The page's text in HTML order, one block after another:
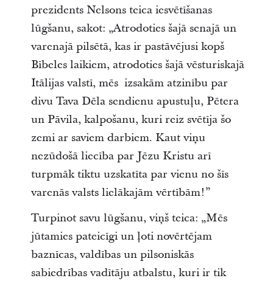
prezidents Nelsons teica iesvētīšanas
lūgšanu, sakot: „Atrodoties šajā senajā un
varenajā pilsētā, kas ir pastāvējusi kopš
Bībeles laikiem, atrodoties šajā vēsturiskajā
Itālijas valstī, mēs izsakām atzinību par
divu Tava Dēla sendienu apustuļu, Pētera
un Pāvila, kalpošanu, kuri reiz svētīja šo
zemi ar saviem darbiem. Kaut viņu
nezūdošā liecība par Jēzu Kristu arī
turpmāk tiktu uzskatīta par vienu no šīs
varenās valsts lielākajām vērtībām!”
Turpinot savu lūgšanu, viņš teica: „Mēs
jūtamies pateicīgi un ļoti novērtējam
baznīcas, valdības un pilsoniskās
sabiedrības vadītāju atbalstu, kuri ir tik